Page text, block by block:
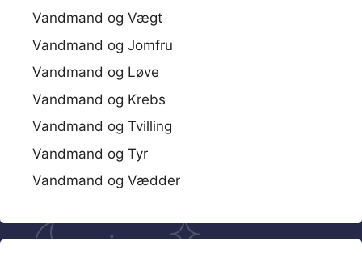
Vandmand og Vægt
Vandmand og Jomfru
Vandmand og Løve
Vandmand og Krebs
Vandmand og Tvilling
Vandmand og Tyr
Vandmand og Vædder